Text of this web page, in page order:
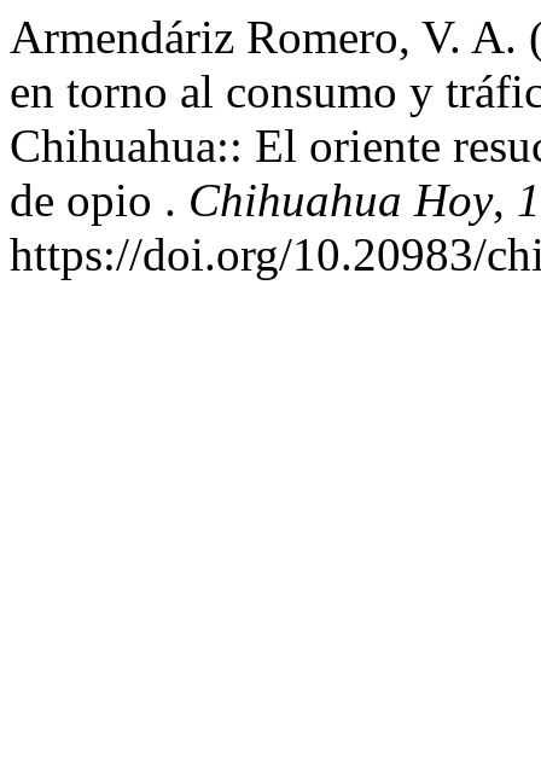
Armendáriz Romero, V. A.
en torno al consumo y
Chihuahua:: El oriente
de opio . Chihuahua Hoy,
https://doi.org/10.20983/